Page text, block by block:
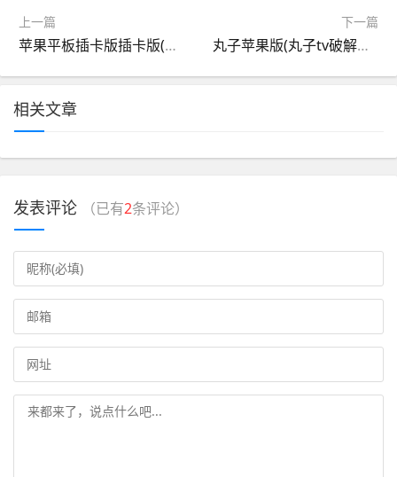
上一篇
苹果平板插卡版插卡版(苹果平板插卡版是插手机卡吗)
下一篇
丸子苹果版(丸子tv破解版下载)
相关文章
发表评论 （已有2条评论）